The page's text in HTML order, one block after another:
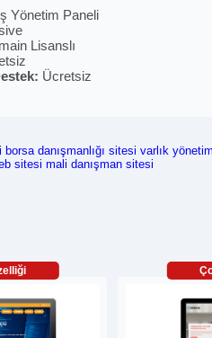
Yönetim Paneli
Lisanslı
Ücretsiz
borsa danışmanlığı sitesi varlık
sitesi mali danışman sitesi